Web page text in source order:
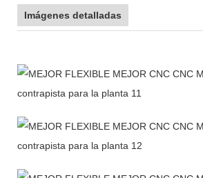
Imágenes detalladas